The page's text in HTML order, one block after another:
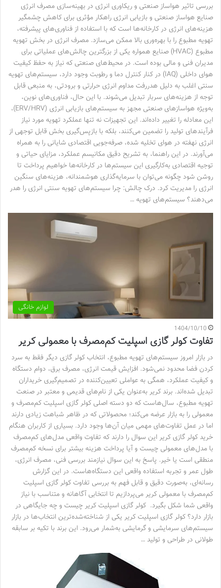
بررسی تاثیر هواساز صنعتی و ریکاوری انرژی در بهینه‌سازی مصرف انرژی
صنایع هواساز صنعتی و بازیابی انرژی راهکار مؤثری برای کاهش چشمگیر
هزینه‌های انرژی در کارخانه‌ها است که با استفاده از فناوری‌های پیشرفته،
تهویه مطبوع را با بهره‌وری بالا ممکن می‌سازد. مصرف انرژی در بخش تهویه
مطبوع (HVAC) صنایع همواره یکی از بزرگترین چالش‌های عملیاتی برای
مدیران فنی و مالی بوده است. در محیط‌های صنعتی که نیاز به حفظ کیفیت
هوای داخلی (IAQ) در کنار کنترل دما و رطوبت وجود دارد، سیستم‌های تهویه
سنتی اغلب به دلیل هدررفت مداوم انرژی حرارتی و برودتی، به منبعی قابل
توجه از هزینه‌های سربار تبدیل می‌شوند. با این حال، فناوری‌های نوین،
به‌ویژه هواسازهای صنعتی مجهز به سیستم‌های بازیابی انرژی (ERV/HRV)،
این معادله را تغییر داده‌اند. این تجهیزات نه تنها عملکرد تهویه مورد نیاز
فرآیندهای تولید را تضمین می‌کنند، بلکه با بازپس‌گیری بخش قابل توجهی از
انرژی نهفته در هوای تخلیه شده، صرفه‌جویی اقتصادی شایانی را به همراه
می‌آورند. در این راهنما، به تشریح دقیق مکانیسم عملکرد، مزایای حیاتی و
توجیه اقتصادی به‌کارگیری این سیستم‌ها در کارخانه‌ها خواهیم پرداخت تا
روشن شود چگونه می‌توان با سرمایه‌گذاری هوشمندانه، هزینه‌های سنگین
انرژی را مدیریت کرد. درک چالش: چرا سیستم‌های تهویه سنتی انرژی را هدر
می‌دهند؟ سیستم‌های تهویه …
لوازم خانگی
1404/10/10
تفاوت کولر گازی اسپلیت کم‌مصرف با معمولی کریر
در بازار امروز سیستم‌های تهویه مطبوع، انتخاب کولر گازی دیگر فقط به سرد
کردن فضا محدود نمی‌شود. افزایش قیمت انرژی، مصرف برق، دوام دستگاه
و کیفیت عملکرد، همگی به عواملی تعیین‌کننده در تصمیم‌گیری خریداران
تبدیل شده‌اند. برند کریر به‌عنوان یکی از نام‌های قدیمی و معتبر در صنعت
تهویه مطبوع، سال‌هاست که دو دسته اصلی کولر گازی اسپلیت کم‌مصرف و
معمولی را به بازار عرضه می‌کند؛ محصولاتی که در ظاهر شباهت زیادی دارند
اما در عمل تفاوت‌های مهمی میان آن‌ها وجود دارد. بسیاری از کاربران هنگام
خرید کولر گازی کریر این سوال را دارند که تفاوت واقعی مدل‌های کم‌مصرف
با مدل‌های معمولی چیست و آیا پرداخت هزینه بیشتر برای نسخه کم‌مصرف
منطقی است یا خیر. پاسخ به این سوال نیازمند بررسی فنی، مصرف انرژی،
طول عمر و تجربه استفاده واقعی این دستگاه‌هاست. در این گزارش
رسانه‌ای، به‌صورت دقیق و قابل فهم به بررسی تفاوت کولر گازی اسپلیت
کم‌مصرف با معمولی کریر می‌پردازیم تا انتخابی آگاهانه و متناسب با نیاز
واقعی شما شکل بگیرد. کولر گازی اسپلیت کریر چیست و چه جایگاهی در
بازار دارد؟ کولر گازی اسپلیت کریر یکی از شناخته‌شده‌ترین انتخاب‌ها در بازار
سیستم‌های سرمایشی و گرمایشی به‌شمار می‌رود. این برند با تکیه بر سابقه
طولانی در طراحی و تولید …